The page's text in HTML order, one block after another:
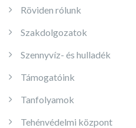
Röviden rólunk
Szakdolgozatok
Szennyvíz- és hulladék
Támogatóink
Tanfolyamok
Tehénvédelmi központ